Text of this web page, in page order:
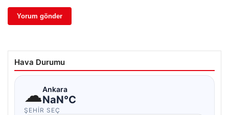
Hava Durumu
☁Ankara
NaN°C
ŞEHIR SEÇ